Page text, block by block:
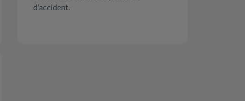
d’accident.